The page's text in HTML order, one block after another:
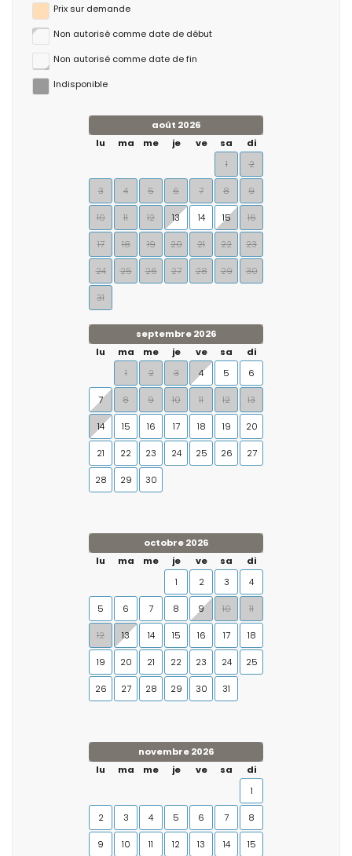
Prix ​​sur demande
Non autorisé comme date de début
Non autorisé comme date de fin
Indisponible
août 2026
lu
ma me je ve sa
di
1
2
3 4 5 6 7 8 9
10 11 12 13 14 15 16
17 18 19 20 21 22 23
24 25 26 27 28 29 30
31
septembre 2026
lu
ma me je ve sa
di
1
2 3 4 5 6
7 8 9 10 11 12 13
14 15 16 17 18 19 20
21 22 23 24 25 26 27
28 29 30
octobre 2026
lu
ma me je ve sa
di
1
2 3 4
5 6 7 8 9 10 11
12 13 14 15 16 17 18
19 20 21 22 23 24 25
26 27 28 29 30 31
novembre 2026
lu
ma me je ve sa
di
1
2 3 4 5 6 7 8
9 10 11 12 13 14 15